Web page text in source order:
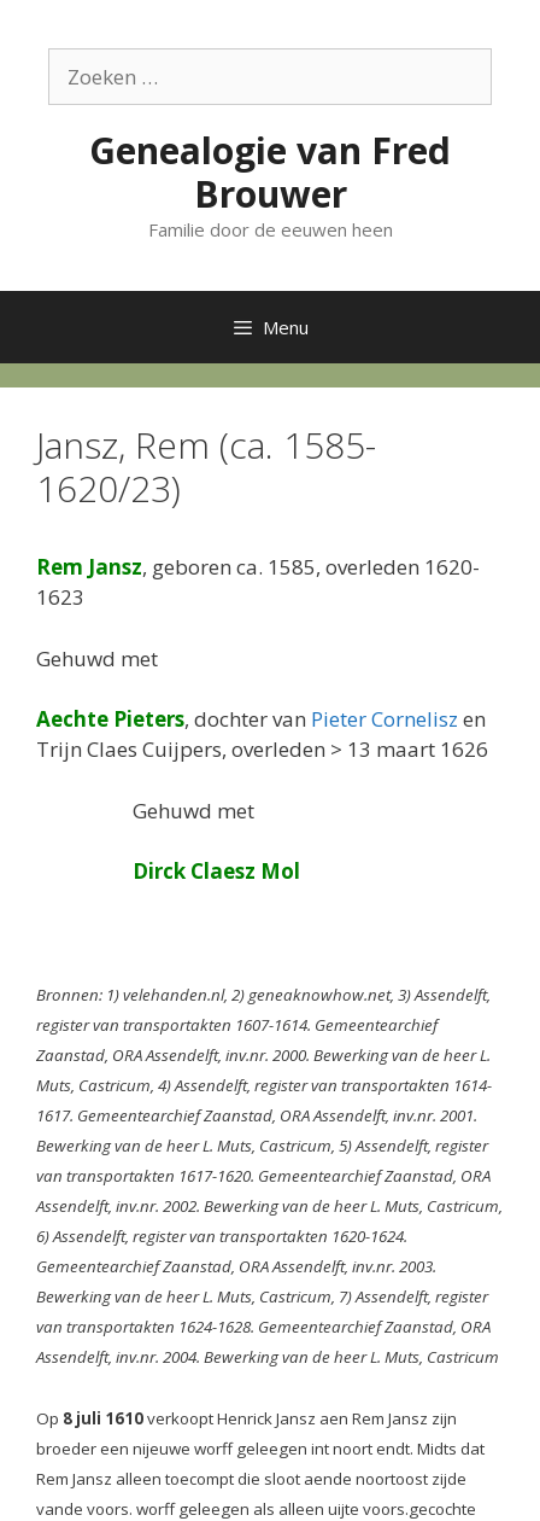
inhoudnaar:
Genealogie van Fred
Brouwer
Familie door de eeuwen heen
Menu
Jansz, Rem (ca. 1585-
1620/23)
Rem Jansz, geboren ca. 1585, overleden 1620-
1623
Gehuwd met
Aechte Pieters, dochter van Pieter Cornelisz en
Trijn Claes Cuijpers, overleden > 13 maart 1626
Gehuwd met
Dirck Claesz Mol
Bronnen: 1) velehanden.nl, 2) geneaknowhow.net, 3) Assendelft,
register van transportakten 1607-1614. Gemeentearchief
Zaanstad, ORA Assendelft, inv.nr. 2000. Bewerking van de heer L.
Muts, Castricum, 4) Assendelft, register van transportakten 1614-
1617. Gemeentearchief Zaanstad, ORA Assendelft, inv.nr. 2001.
Bewerking van de heer L. Muts, Castricum, 5) Assendelft, register
van transportakten 1617-1620. Gemeentearchief Zaanstad, ORA
Assendelft, inv.nr. 2002. Bewerking van de heer L. Muts, Castricum,
6) Assendelft, register van transportakten 1620-1624.
Gemeentearchief Zaanstad, ORA Assendelft, inv.nr. 2003.
Bewerking van de heer L. Muts, Castricum, 7) Assendelft, register
van transportakten 1624-1628. Gemeentearchief Zaanstad, ORA
Assendelft, inv.nr. 2004. Bewerking van de heer L. Muts, Castricum
Op 8 juli 1610verkoopt Henrick Jansz aen Rem Jansz zijn
broeder een nijeuwe worff geleegen int noort endt. Midts dat
Rem Jansz alleen toecompt die sloot aende noortoost zijde
vande voors. worff geleegen als alleen uijte voors.gecochte